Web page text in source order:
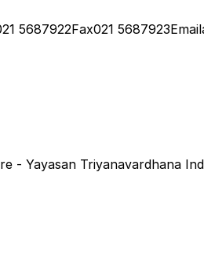
5687922Fax021 5687923Email
- Yayasan Triyanavardhana